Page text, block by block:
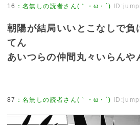
16 ：名無しの読者さん(｀・ω・´)
朝陽が結局いいとこなしで負
てん
あいつらの仲間丸々いらんや
87 ：名無しの読者さん(｀・ω・´)